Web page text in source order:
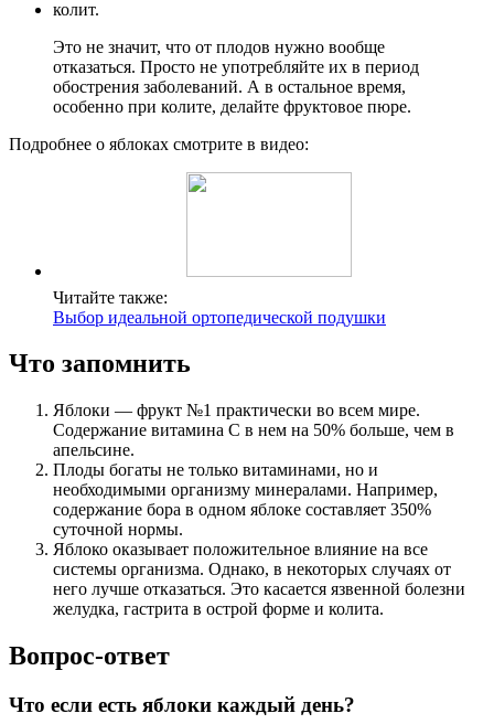
колит.
Это не значит, что от плодов нужно вообще
отказаться. Просто не употребляйте их в период
обострения заболеваний. А в остальное время,
особенно при колите, делайте фруктовое пюре.
Подробнее о яблоках смотрите в видео:
Читайте также:
Выбор идеальной ортопедической подушки
Что запомнить
Яблоки — фрукт №1 практически во всем мире.
Содержание витамина С в нем на 50% больше, чем в
апельсине.
Плоды богаты не только витаминами, но и
необходимыми организму минералами. Например,
содержание бора в одном яблоке составляет 350%
суточной нормы.
Яблоко оказывает положительное влияние на все
системы организма. Однако, в некоторых случаях от
него лучше отказаться. Это касается язвенной болезни
желудка, гастрита в острой форме и колита.
Вопрос-ответ
Что если есть яблоки каждый день?